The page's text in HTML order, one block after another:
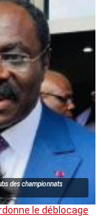
des championnats
le déblocage